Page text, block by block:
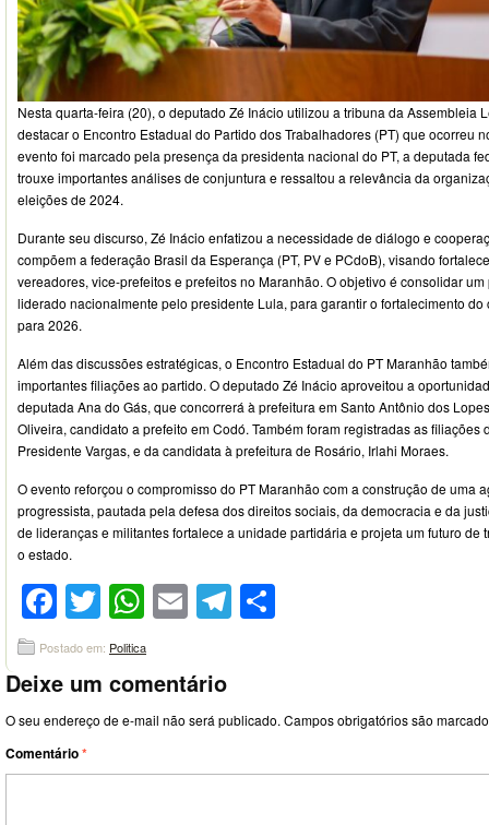
Nesta quarta-feira (20), o deputado Zé Inácio utilizou a tribuna da Assembleia
destacar o Encontro Estadual do Partido dos Trabalhadores (PT) que ocorreu
evento foi marcado pela presença da presidenta nacional do PT, a deputada
trouxe importantes análises de conjuntura e ressaltou a relevância da
eleições de 2024.
Durante seu discurso, Zé Inácio enfatizou a necessidade de diálogo e
compõem a federação Brasil da Esperança (PT, PV e PCdoB), visando
vereadores, vice-prefeitos e prefeitos no Maranhão. O objetivo é consolidar
liderado nacionalmente pelo presidente Lula, para garantir o fortalecimento do
para 2026.
Além das discussões estratégicas, o Encontro Estadual do PT Maranhão
importantes filiações ao partido. O deputado Zé Inácio aproveitou a
deputada Ana do Gás, que concorrerá à prefeitura em Santo Antônio dos
Oliveira, candidato a prefeito em Codó. Também foram registradas as filiações
Presidente Vargas, e da candidata à prefeitura de Rosário, Irlahi Moraes.
O evento reforçou o compromisso do PT Maranhão com a construção de uma
progressista, pautada pela defesa dos direitos sociais, da democracia e da
de lideranças e militantes fortalece a unidade partidária e projeta um futuro de
o estado.
Facebook
Twitter
WhatsApp
EmailTelegram
Postado em: Politica
Deixe um comentário
O seu endereço de e-mail não será publicado. Campos obrigatórios são
Comentário*